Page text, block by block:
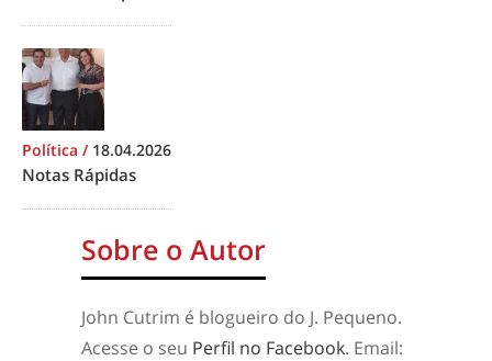
Política / 18.04.2026
Notas Rápidas
Sobre o Autor
John Cutrim é blogueiro do J. Pequeno.
Acesse o seu Perfil no Facebook. Email: